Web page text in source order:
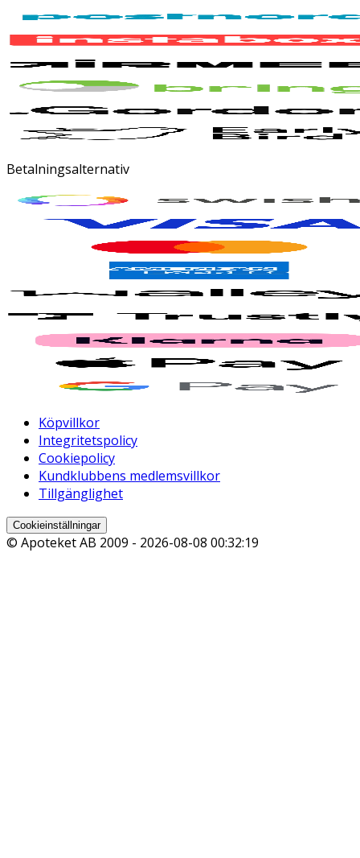
Betalningsalternativ
Köpvillkor
Integritetspolicy
Cookiepolicy
Kundklubbens medlemsvillkor
Tillgänglighet
Cookieinställningar
© Apoteket AB 2009 - 2026-08-08 00:32:19